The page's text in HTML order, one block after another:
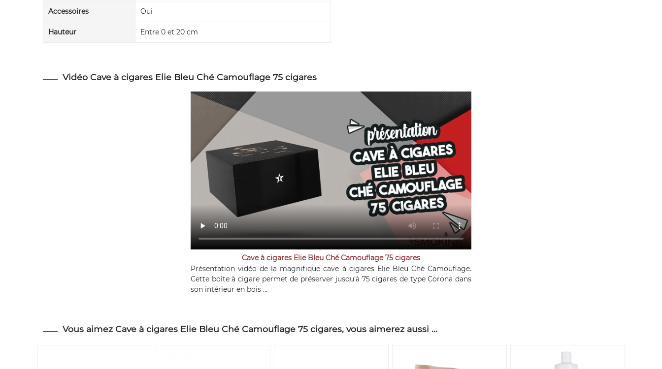
Accessoires Oui
Hauteur Entre 0 et 20 cm
Vidéo Cave à cigares Elie Bleu Ché Camouflage 75 cigares
Cave à cigares Elie Bleu Ché Camouflage 75 cigares
Présentation vidéo de la magnifique cave à cigares Elie Bleu Ché Camouflage.
Cette boîte à cigare permet de préserver jusqu'à 75 cigares de type Corona dans
son intérieur en bois ...
Vous aimez Cave à cigares Elie Bleu Ché Camouflage 75 cigares, vous aimerez aussi ...